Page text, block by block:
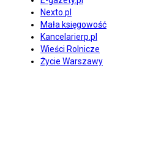
Nexto.pl
Mała księgowość
Kancelarierp.pl
Wieści Rolnicze
Życie Warszawy